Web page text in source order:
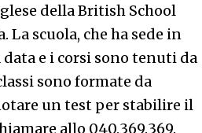
della British School
scuola, che ha sede in
e i corsi sono tenuti da
sono formate da
un test per stabilire il
allo 040.369.369.